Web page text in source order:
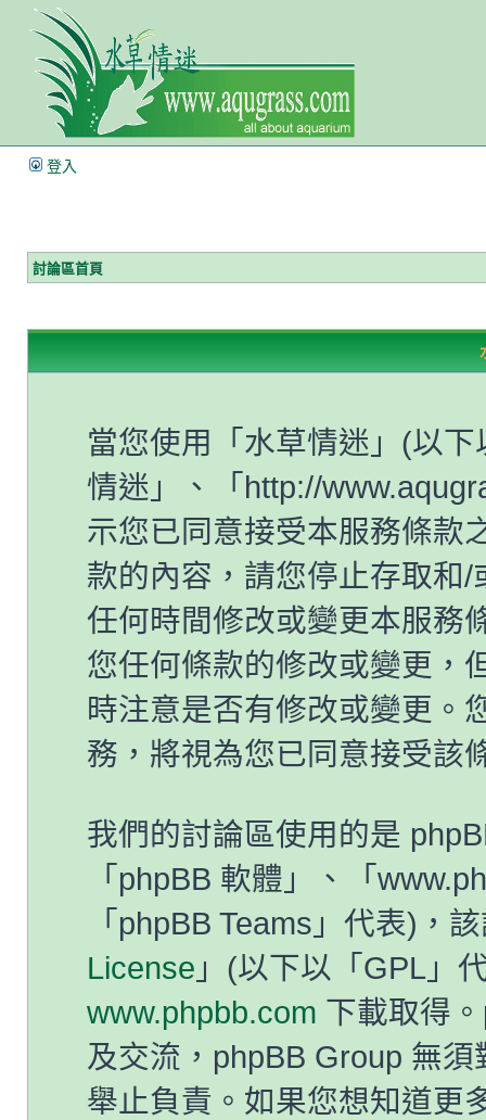
登入
討論區首頁
當您使用「水草情迷」(以
情迷」、「http://
示您已同意接受本服務條款
款的內容，請您停止存取和
任何時間修改或變更本服務
您任何條款的修改或變更，
時注意是否有修改或變更。
務，將視為您已同意接受該
我們的討論區使用的是
「phpBB 軟體」、「
「phpBB Teams」代表)，
License 」(以下以「GPL」
www.phpbb.com 下載取得
及交流，phpBB Group 無
舉止負責。如果您想知道更